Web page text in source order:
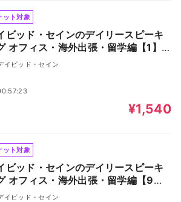
ット対象
ビッド・セインのデイリースピーキ
オフィス・海外出張・留学編【1】
4】
イビッド・セイン
¥1,540
ット対象
ビッド・セインのデイリースピーキ
オフィス・海外出張・留学編【9】
12】
イビッド・セイン